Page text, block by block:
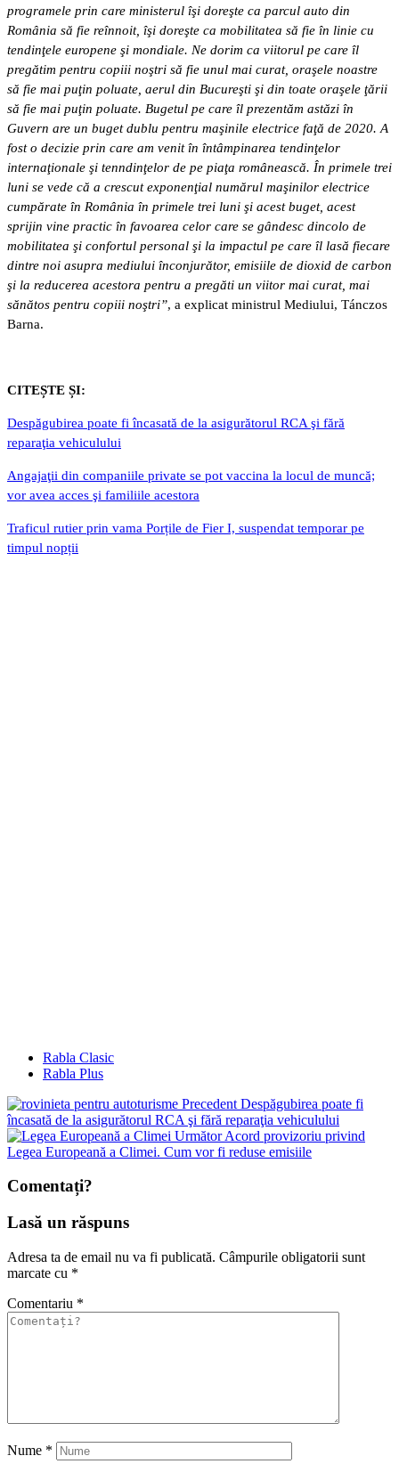
programele prin care ministerul îşi doreşte ca parcul auto din
România să fie reînnoit, îşi doreşte ca mobilitatea să fie în linie cu
tendinţele europene şi mondiale. Ne dorim ca viitorul pe care îl
pregătim pentru copiii noştri să fie unul mai curat, oraşele noastre
să fie mai puţin poluate, aerul din Bucureşti şi din toate oraşele ţării
să fie mai puţin poluate. Bugetul pe care îl prezentăm astăzi în
Guvern are un buget dublu pentru maşinile electrice faţă de 2020. A
fost o decizie prin care am venit în întâmpinarea tendinţelor
internaţionale şi tenndinţelor de pe piaţa românească. În primele trei
luni se vede că a crescut exponenţial numărul maşinilor electrice
cumpărate în România în primele trei luni şi acest buget, acest
sprijin vine practic în favoarea celor care se gândesc dincolo de
mobilitatea şi confortul personal şi la impactul pe care îl lasă fiecare
dintre noi asupra mediului înconjurător, emisiile de dioxid de carbon
şi la reducerea acestora pentru a pregăti un viitor mai curat, mai
sănătos pentru copiii noştri”, a explicat ministrul Mediului, Tánczos
Barna.
CITEȘTE ȘI:
Despăgubirea poate fi încasată de la asigurătorul RCA şi fără
reparaţia vehiculului
Angajaţii din companiile private se pot vaccina la locul de muncă;
vor avea acces şi familiile acestora
Traficul rutier prin vama Porțile de Fier I, suspendat temporar pe
timpul nopții
Rabla Clasic
Rabla Plus
Precedent Despăgubirea poate fi
încasată de la asigurătorul RCA şi fără reparaţia vehiculului
Următor Acord provizoriu privind
Legea Europeană a Climei. Cum vor fi reduse emisiile
Comentați?
Lasă un răspuns
Adresa ta de email nu va fi publicată. Câmpurile obligatorii sunt
marcate cu *
Comentariu *
Nume *